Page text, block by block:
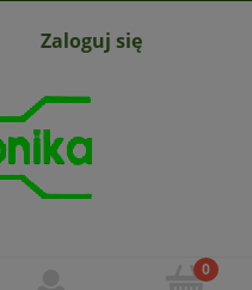
Zaloguj się